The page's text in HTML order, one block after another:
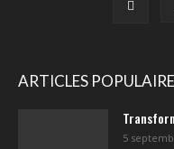
ARTICLES
5